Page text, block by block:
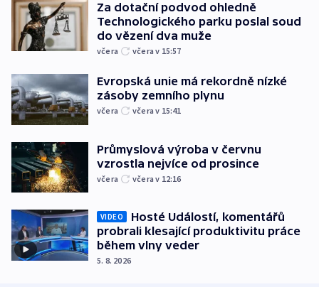
Za dotační podvod ohledně
Technologického parku poslal soud
do vězení dva muže
včera včera v 15:57
Evropská unie má rekordně nízké
zásoby zemního plynu
včera včera v 15:41
Průmyslová výroba v červnu
vzrostla nejvíce od prosince
včera včera v 12:16
VIDEO
Hosté Událostí, komentářů
probrali klesající produktivitu práce
během vlny veder
5. 8. 2026